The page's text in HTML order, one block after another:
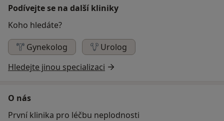
Podívejte se na další kliniky
Koho hledáte?
Gynekolog
Urolog
Hledejte jinou specializaci
O nás
První klinika pro léčbu neplodnosti